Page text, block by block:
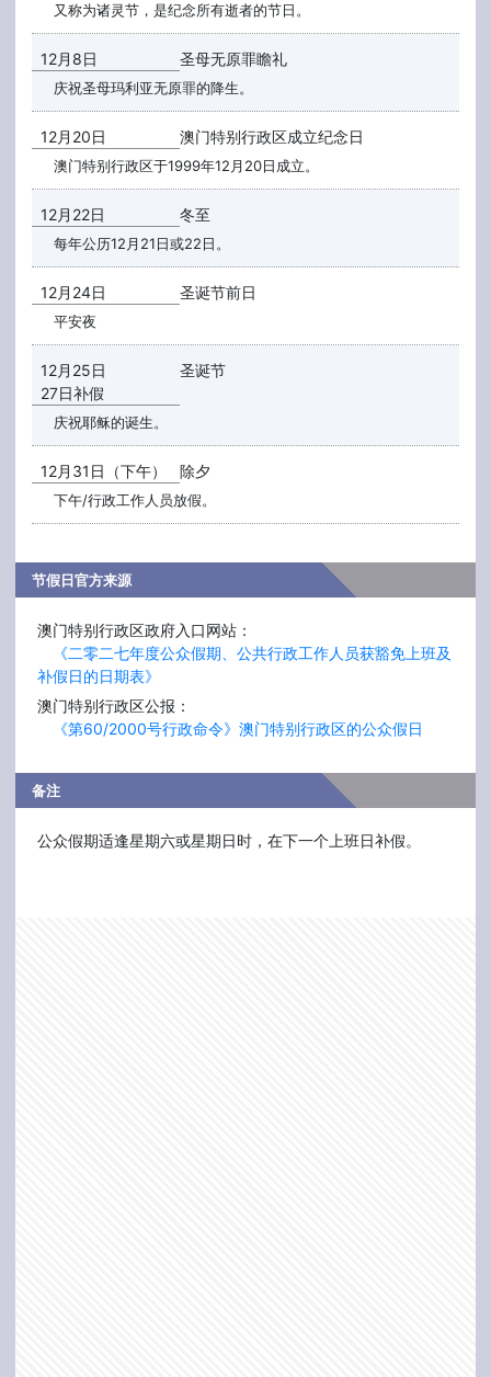
又称为诸灵节，是纪念所有逝者的节日。
12月8日 圣母无原罪瞻礼
庆祝圣母玛利亚无原罪的降生。
12月20日 澳门特别行政区成立纪念日
澳门特别行政区于1999年12月20日成立。
12月22日 冬至
每年公历12月21日或22日。
12月24日 圣诞节前日
平安夜
12月25日
27日补假
圣诞节
庆祝耶稣的诞生。
12月31日（下午） 除夕
下午/行政工作人员放假。
节假日官方来源
澳门特别行政区政府入口网站：
《二零二七年度公众假期、公共行政工作人员获豁免上班及
补假日的日期表》
澳门特别行政区公报：
《第60/2000号行政命令》澳门特别行政区的公众假日
备注
公众假期适逢星期六或星期日时，在下一个上班日补假。